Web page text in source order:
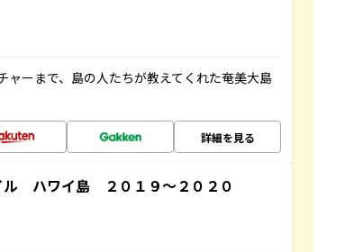
ーまで、島の人たちが教えてくれた奄美大島
詳細を見る
ハワイ島 ２０１９～２０２０